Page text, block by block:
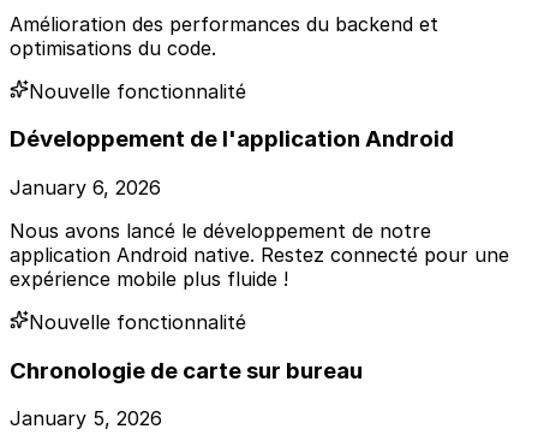
Amélioration des performances du backend et
optimisations du code.
Nouvelle fonctionnalité
Développement de l'application Android
January 6, 2026
Nous avons lancé le développement de notre
application Android native. Restez connecté pour une
expérience mobile plus fluide !
Nouvelle fonctionnalité
Chronologie de carte sur bureau
January 5, 2026